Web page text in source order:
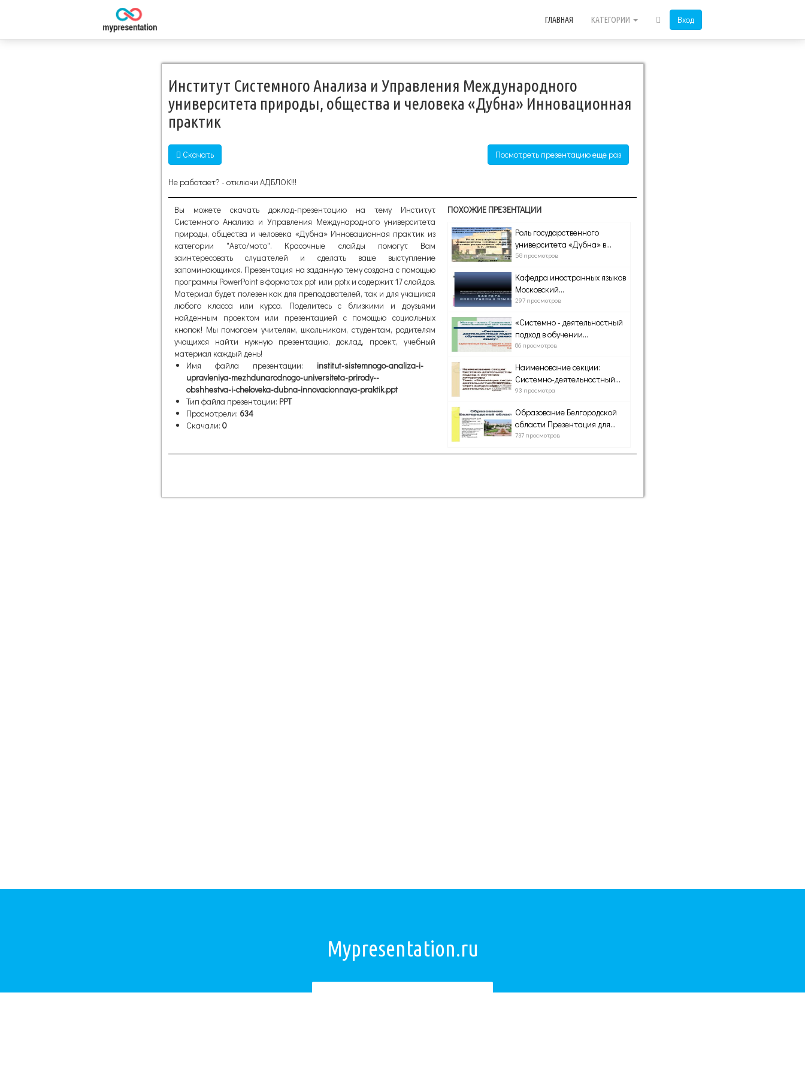
Вход
ГЛАВНАЯ КАТЕГОРИИ
Институт Системного Анализа и Управления Международного
университета природы, общества и человека «Дубна» Инновационная
практик
Скачать Посмотреть презентацию еще раз
Не работает? - отключи АДБЛОК!!!
Вы можете скачать доклад-презентацию на тему Институт
Системного Анализа и Управления Международного университета
природы, общества и человека «Дубна» Инновационная практик из
категории "Авто/мото". Красочные слайды помогут Вам
заинтересовать слушателей и сделать ваше выступление
запоминающимся. Презентация на заданную тему создана с помощью
программы PowerPoint в форматах ppt или pptx и содержит 17 слайдов.
Материал будет полезен как для преподавателей, так и для учащихся
любого класса или курса. Поделитесь с близкими и друзьями
найденным проектом или презентацией с помощью социальных
кнопок! Мы помогаем учителям, школьникам, студентам, родителям
учащихся найти нужную презентацию, доклад, проект, учебный
материал каждый день!
Имя файла презентации: institut-sistemnogo-analiza-i-
upravleniya-mezhdunarodnogo-universiteta-prirody--
obshhestva-i-cheloveka-dubna-innovacionnaya-praktik.ppt
Тип файла презентации: PPT
Просмотрели: 634
Скачали: 0
ПОХОЖИЕ ПРЕЗЕНТАЦИИ
Роль государственного
университета «Дубна» в...
58 просмотров
Кафедра иностранных языков
Московский...
297 просмотров
«Системно - деятельностный
подход в обучении...
86 просмотров
Наименование секции:
Системно-деятельностный...
93 просмотра
Образование Белгородской
области Презентация для...
737 просмотров
Mypresentation.ru